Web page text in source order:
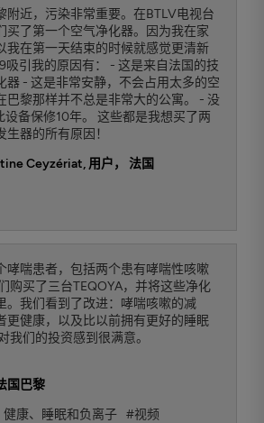
附近，污染非常重要。在BTLV电视台
买了第一个空气净化器。因为我在家
我在第一天结束的时候就感觉更清新
吸引我的原因有： - 这是来自法国的技
器 - 这是非常安静，不会占用太多的空
巴黎那样并不总是非常大的公寓。 - 没
设备保修10年。 这些都是我想买了两
生器的所有原因！
Ceyzériat, 用户， 法国
哮喘患者，包括两个患有哮喘性咳嗽
购买了三台TEQOYA，并将这些净化
。我们看到了改进：哮喘咳嗽的减
更健康，以及比以前拥有更好的睡眠
我们的投资感到很满意。
国巴黎
健康、睡眠和负离子 #视频